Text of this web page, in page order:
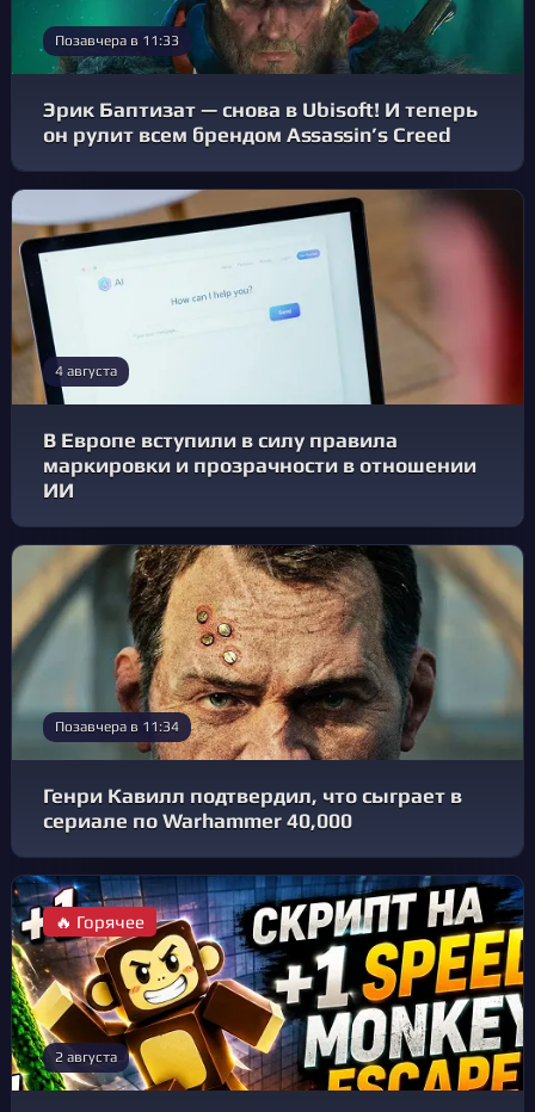
Позавчера в 11:33
Эрик Баптизат — снова в Ubisoft! И теперь
он рулит всем брендом Assassin’s Creed
4 августа
В Европе вступили в силу правила
маркировки и прозрачности в отношении
ИИ
Позавчера в 11:34
Генри Кавилл подтвердил, что сыграет в
сериале по Warhammer 40,000
🔥 Горячее
2 августа